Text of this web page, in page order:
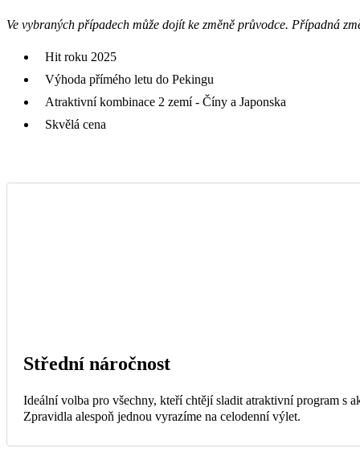
Ve vybraných případech může dojít ke změně průvodce. Případná
Hit roku 2025
Výhoda přímého letu do Pekingu
Atraktivní kombinace 2 zemí - Číny a Japonska
Skvělá cena
Střední náročnost
Ideální volba pro všechny, kteří chtějí sladit atraktivní program s
Zpravidla alespoň jednou vyrazíme na celodenní výlet.